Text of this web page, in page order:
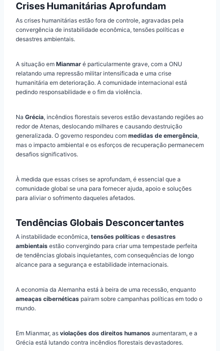
Crises Humanitárias Aprofundam
As crises humanitárias estão fora de controle, agravadas pela
convergência de instabilidade econômica, tensões políticas e
desastres ambientais.
A situação em Mianmar é particularmente grave, com a ONU
relatando uma repressão militar intensificada e uma crise
humanitária em deterioração. A comunidade internacional está
pedindo responsabilidade e o fim da violência.
Na Grécia, incêndios florestais severos estão devastando regiões ao
redor de Atenas, deslocando milhares e causando destruição
generalizada. O governo respondeu com medidas de emergência,
mas o impacto ambiental e os esforços de recuperação permanecem
desafios significativos.
À medida que essas crises se aprofundam, é essencial que a
comunidade global se una para fornecer ajuda, apoio e soluções
para aliviar o sofrimento daqueles afetados.
Tendências Globais Desconcertantes
A instabilidade econômica, tensões políticas e desastres
ambientais estão convergindo para criar uma tempestade perfeita
de tendências globais inquietantes, com consequências de longo
alcance para a segurança e estabilidade internacionais.
A economia da Alemanha está à beira de uma recessão, enquanto
ameaças cibernéticas pairam sobre campanhas políticas em todo o
mundo.
Em Mianmar, as violações dos direitos humanos aumentaram, e a
Grécia está lutando contra incêndios florestais devastadores.